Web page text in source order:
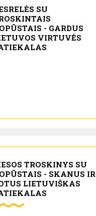
SU
- GARDUS
VIRTUVĖS
TROSKINYS SU
- SKANUS IR
LIETUVIŠKAS